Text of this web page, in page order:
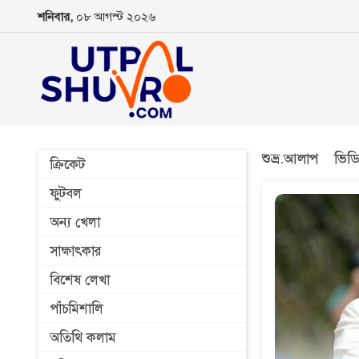
শনিবার, ০৮ আগস্ট ২০২৬
ক্রিকেট
ফুটবল
অন্য খেলা
সাক্ষাৎকার
বিশেষ লেখা
পাঁচমিশালি
অতিথি কলাম
শুভ্র.আলাপ